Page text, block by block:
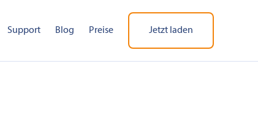
Support Blog Preise Jetzt laden